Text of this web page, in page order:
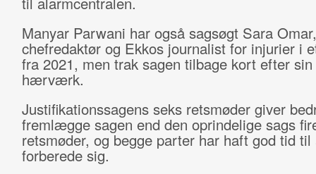
Manyar Parwani har også sagsøgt Sara
chefredaktør og Ekkos journalist for injurier i
fra 2021, men trak sagen tilbage kort efter
hærværk.
Justifikationssagens seks retsmøder giver
fremlægge sagen end den oprindelige sags
retsmøder, og begge parter har haft god tid til
forberede sig.